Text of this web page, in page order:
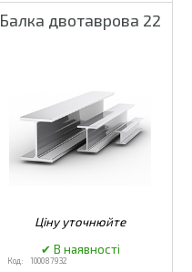
Балка двотаврова 22
100087932